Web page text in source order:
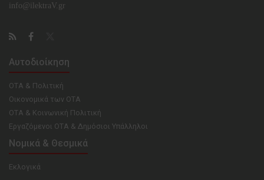
info@ilektraV.gr
Αυτοδιοίκηση
ΟΤΑ & Πολιτική
Οικονομικά των ΟΤΑ
ΟΤΑ & Κοινωνική Πολιτική
Εργαζόμενοι ΟΤΑ & Δημόσιοι Υπάλληλοι
Νομικά & Θεσμικά
Εκλογικά